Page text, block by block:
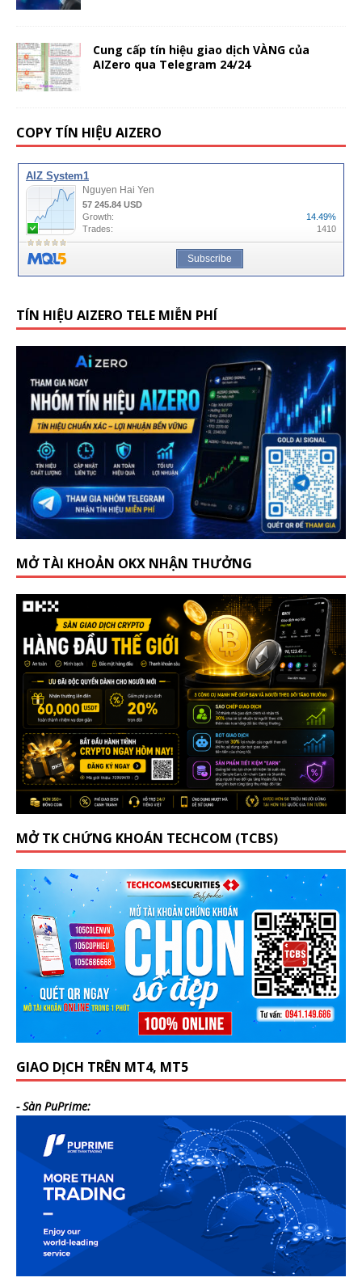
Cung cấp tín hiệu giao dịch VÀNG của
AIZero qua Telegram 24/24
COPY TÍN HIỆU AIZERO
TÍN HIỆU AIZERO TELE MIỄN PHÍ
MỞ TÀI KHOẢN OKX NHẬN THƯỞNG
MỞ TK CHỨNG KHOÁN TECHCOM (TCBS)
GIAO DỊCH TRÊN MT4, MT5
- Sàn PuPrime: